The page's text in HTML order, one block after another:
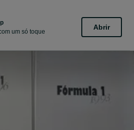
um só toque
Abrir